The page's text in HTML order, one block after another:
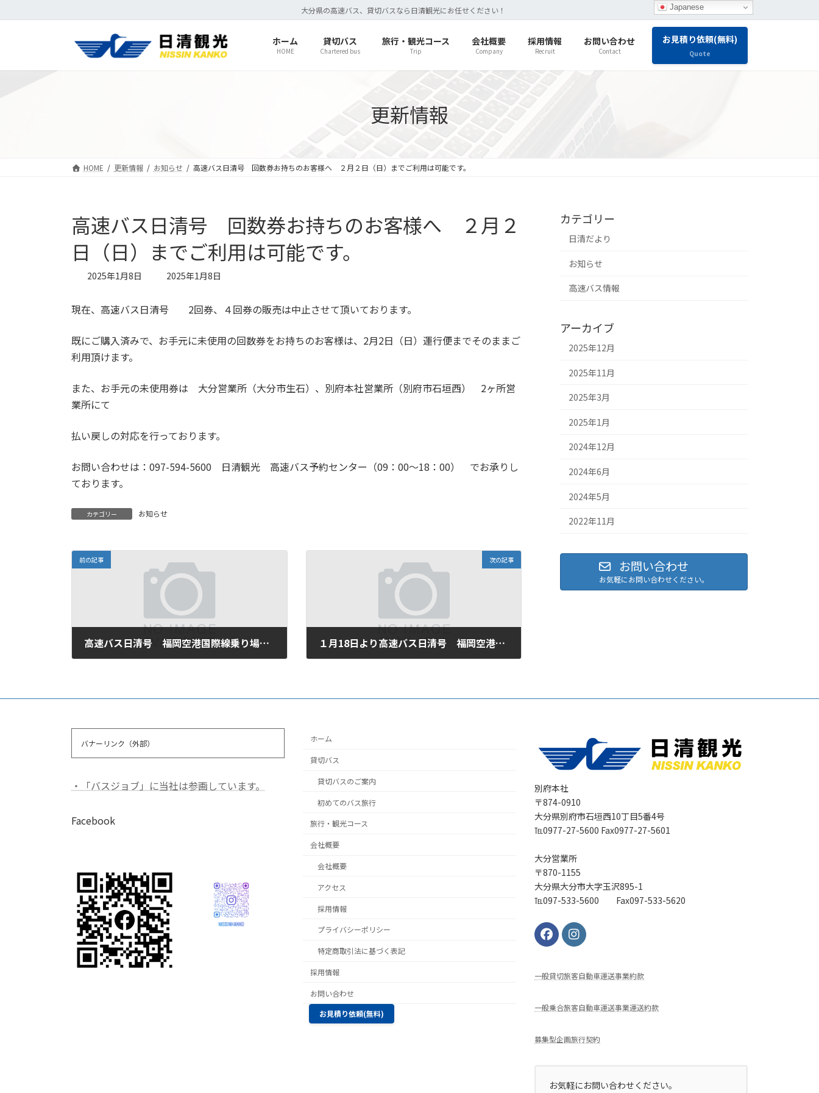
ン
ビ
大分県の高速バス、貸切バスなら日清観光にお任せください！
ホーム
HOME
貸切バス
Chartered bus
旅行・観光コース
Trip
会社概要
Company
採用情報
Recruit
お問い合わせ
Contact
お見積り依頼(無料)
Quote
更新情報
HOME 更新情報 お知らせ 高速バス日清号 回数券お持ちのお客様へ ２月２日（日）までご利用は可能です。
高速バス日清号 回数券お持ちのお客様へ ２月２
日（日）までご利用は可能です。
2025年1月8日
最
新
時
:
2025年1月8日
現在、高速バス日清号 2回券、４回券の販売は中止させて頂いております。
既にご購入済みで、お手元に未使用の回数券をお持ちのお客様は、2月2日（日）運行便までそのままご
利用頂けます。
また、お手元の未使用券は 大分営業所（大分市生石）、別府本社営業所（別府市石垣西） 2ヶ所営
業所にて
払い戻しの対応を行っております。
お問い合わせは：097-594-5600 日清観光 高速バス予約センター（09：00～18：00） でお承りし
ております。
カテゴリー お知らせ
前の記事
高速バス日清号 福岡空港国際線乗り場のバス停が変わりました
次の記事
１月18日より高速バス日清号 福岡空港 国内線乗り場のバス停が変わりました
カテゴリー
日清だより
お知らせ
高速バス情報
アーカイブ
2025年12月
2025年11月
2025年3月
2025年1月
2024年12月
2024年6月
2024年5月
2022年11月
お問い合わせ
お気軽にお問い合わせください。
バナーリンク（外部）
・「バスジョブ」に当社は参画しています。
Facebook
ホーム
貸切バス
貸切バスのご案内
初めてのバス旅行
旅行・観光コース
会社概要
会社概要
アクセス
採用情報
プライバシーポリシー
特定商取引法に基づく表記
採用情報
お問い合わせ
お見積り依頼(無料)
別府本社
〒874-0910
大分県別府市石垣西10丁目5番4号
℡0977-27-5600 Fax0977-27-5601
大分営業所
〒870-1155
大分県大分市大字玉沢895-1
℡097-533-5600 Fax097-533-5620
⼀般貸切旅客⾃動⾞運送事業約款
一般乗合旅客自動車運送事業運送約款
募集型企画旅行契約
お気軽にお問い合わせください。
Japanese